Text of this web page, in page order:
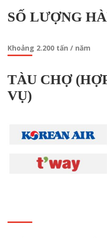
SỐ LƯỢNG
Khoảng 2.200 tấn / năm
TÀU CHỢ
VỤ)